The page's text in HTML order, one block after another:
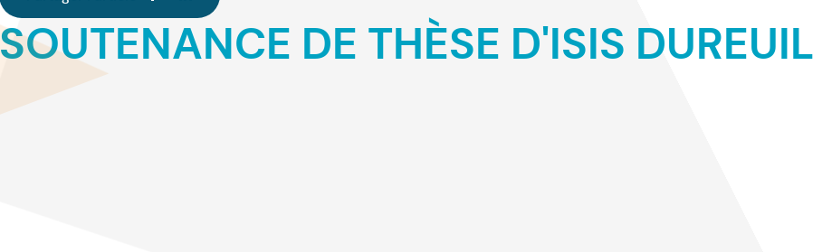
SOUTENANCE DE THÈSE D'ISIS DUREUIL